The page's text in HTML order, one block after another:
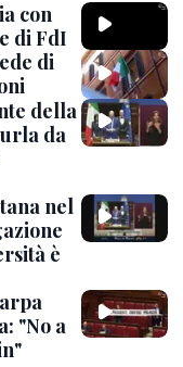
con
di FdI
di
della
da
nel
è
"No a